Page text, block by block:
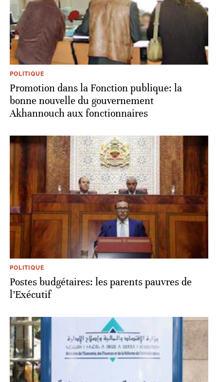
POLITIQUE
Promotion dans la Fonction publique: la
bonne nouvelle du gouvernement
Akhannouch aux fonctionnaires
POLITIQUE
Postes budgétaires: les parents pauvres de
l’Exécutif